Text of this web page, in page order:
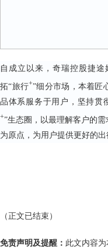
自成立以来，奇瑞控股捷
拓“旅行+”细分市场，本着匠
品体系服务于用户，坚持贯
+”生态圈，以最理解客户的
为原点，为用户提供更好的出
（正文已结束）
免责声明及提醒： 此文内容